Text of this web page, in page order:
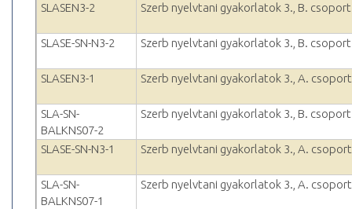
SLASEN3-2 Szerb nyelvtani gyakorlatok 3., B.
SLASE-SN-N3-2 Szerb nyelvtani gyakorlatok 3., B.
SLASEN3-1 Szerb nyelvtani gyakorlatok 3., A.
SLA-SN-
BALKNS07-2
Szerb nyelvtani gyakorlatok 3., B.
SLASE-SN-N3-1 Szerb nyelvtani gyakorlatok 3., A.
SLA-SN-
BALKNS07-1
Szerb nyelvtani gyakorlatok 3., A.